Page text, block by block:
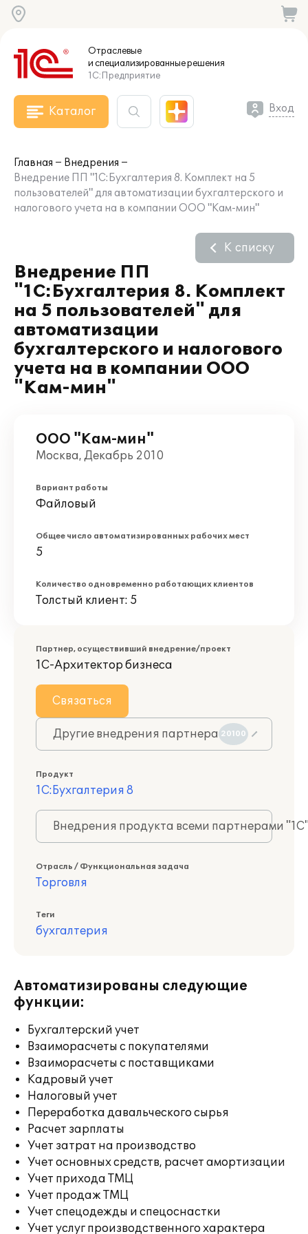
Отраслевые
и специализированныерешения
1С:Предприятие
Каталог Вход
Главная
Внедрения
Внедрение ПП "1С:Бухгалтерия 8. Комплект на 5
пользователей" для автоматизации бухгалтерского и
налогового учета на в компании ООО "Кам-мин"
Внедрение ПП
"1С:Бухгалтерия 8. Комплект
на 5 пользователей" для
автоматизации
бухгалтерского и налогового
учета на в компании ООО
"Кам-мин"
К списку
ООО "Кам-мин"
Москва, Декабрь 2010
Вариант работы
Файловый
Общее число автоматизированных рабочих мест
5
Количество одновременно работающих клиентов
Толстый клиент: 5
Партнер, осуществивший внедрение/проект
1С-Архитектор бизнеса
Связаться
Другие внедрения партнера 20100
Продукт
1С:Бухгалтерия 8
Внедрения продукта всеми партнерами
Отрасль / Функциональная задача
Торговля
Теги
бухгалтерия
Автоматизированы следующие
функции:
Бухгалтерский учет
Взаиморасчеты с покупателями
Взаиморасчеты с поставщиками
Кадровый учет
Налоговый учет
Переработка давальческого сырья
Расчет зарплаты
Учет затрат на производство
Учет основных средств, расчет амортизации
Учет прихода ТМЦ
Учет продаж ТМЦ
Учет спецодежды и спецоснастки
Учет услуг производственного характера